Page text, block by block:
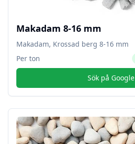
Makadam 8-16 mm
Makadam, Krossad berg 8-16 mm
Per ton
Sök på Google